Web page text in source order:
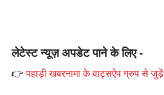
लेटेस्ट न्यूज़ अपडेट पाने के लिए -
👉पहाड़ी खबरनामा के वाट्सऐप ग्रुप से जुड़ें